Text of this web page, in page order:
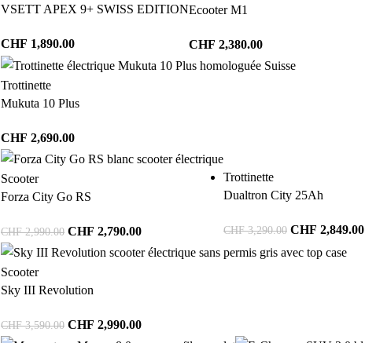
VSETT APEX 9+ SWISS EDITION
CHF 1,890.00
Ecooter M1
CHF 2,380.00
Trottinette
Mukuta 10 Plus
CHF 2,690.00
Scooter
Forza City Go RS
CHF2,990.00 CHF 2,790.00
Trottinette
Dualtron City 25Ah
CHF3,290.00 CHF 2,849.00
Scooter
Sky III Revolution
CHF3,590.00 CHF 2,990.00